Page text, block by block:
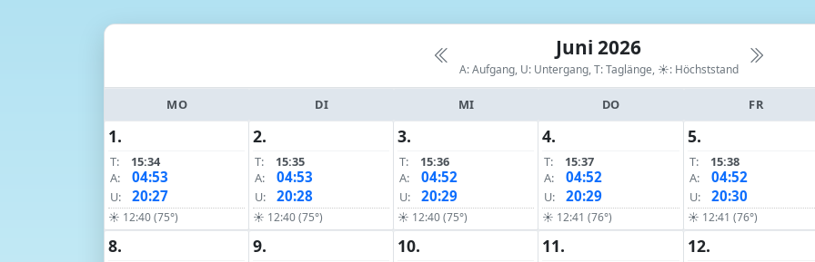
Juni 2026
A: Aufgang, U: Untergang, T: Taglänge, ☀: Höchststand
MO DI MI DO FR
1.
T:
15:34
A:
04:53
U: 20:27
☀ 12:40 (75°)
2.
T:
15:35
A:
04:53
U: 20:28
☀ 12:40 (75°)
3.
T:
15:36
A:
04:52
U: 20:29
☀ 12:40 (75°)
4.
T:
15:37
A:
04:52
U: 20:29
☀ 12:41 (76°)
5.
T:
15:38
A:
04:52
U: 20:30
☀ 12:41 (76°)
8. 9. 10. 11. 12.